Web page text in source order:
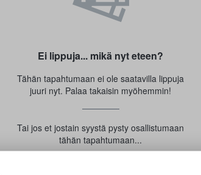
Ei lippuja... mikä nyt eteen?
Tähän tapahtumaan ei ole saatavilla lippuja
juuri nyt. Palaa takaisin myöhemmin!
Tai jos et jostain syystä pysty osallistumaan
tähän tapahtumaan...